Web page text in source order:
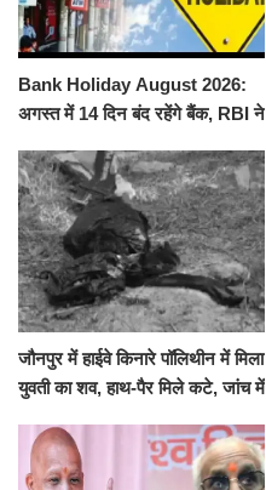
Bank Holiday August 2026:
अगस्त में 14 दिन बंद रहेंगे बैंक, RBI ने
जौनपुर में हाईवे किनारे पॉलिथीन में मिला
युवती का शव, हाथ-पैर मिले कटे, जांच में